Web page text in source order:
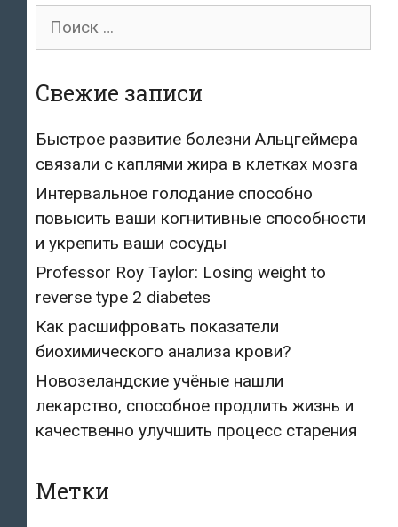
Поиск
Свежие записи
Быстрое развитие болезни Альцгеймера
связали с каплями жира в клетках мозга
Интервальное голодание способно
повысить ваши когнитивные способности
и укрепить ваши сосуды
Professor Roy Taylor: Losing weight to
reverse type 2 diabetes
Как расшифровать показатели
биохимического анализа крови?
Новозеландские учёные нашли
лекарство, способное продлить жизнь и
качественно улучшить процесс старения
Метки